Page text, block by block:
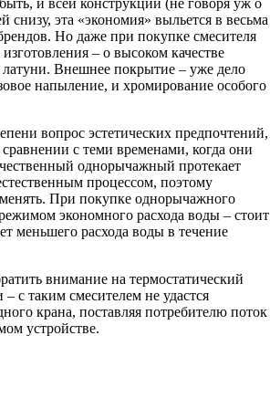
эта «экономия» выльется в весьма
Но даже при покупке смесителя
– о высоком качестве
латуни. Внешнее покрытие – уже дело
напыление, и хромирование особого
вопрос эстетических предпочтений,
с теми временами, когда они
однорычажный протекает
процессом, поэтому
При покупке однорычажного
экономного расхода воды – стоит
меньшего расхода воды в течение
внимание на термостатический
с таким смесителем не удастся
крана, поставляя потребителю поток
устройстве.